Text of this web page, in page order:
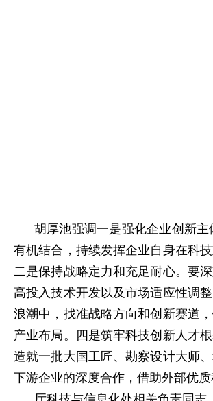
胡厚池强调一是强化企业创新
有机结合，持续发挥企业自身在科
二是保持战略定力和充足耐心。要
高投入技术开发以及市场适应性调
浪潮中，找准战略方向和创新赛道
产业布局。四是筑牢科技创新人才
造就一批大国工匠、勘察设计大师
下游企业的深度合作，借助外部优